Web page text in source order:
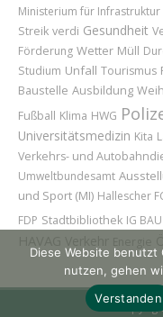
Ministerium für Infrastruktur
Streik verdi Gesundheit
Förderung Wetter Müll
Studium Unfall Tourismus
Baustelle Ausbildung
Fußball Klima HWG
Universitätsmedizin Kita
Verkehrs- und
Umweltbundesamt
und Sport (MI) Hallescher
FDP Stadtbibliothek IG BAU
Diese Website benutzt
nutzen, gehen
Verstanden